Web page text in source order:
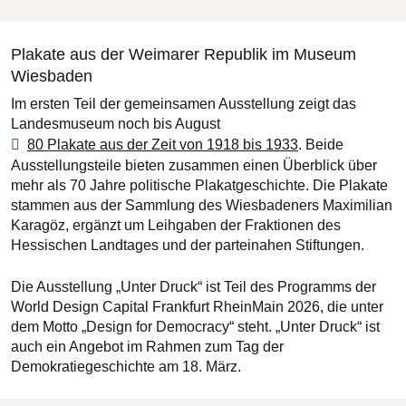
Plakate aus der Weimarer Republik im Museum
Wiesbaden
Im ersten Teil der gemeinsamen Ausstellung zeigt das
Landesmuseum noch bis August
80 Plakate aus der Zeit von 1918 bis 1933. Beide
Ausstellungsteile bieten zusammen einen Überblick über
mehr als 70 Jahre politische Plakatgeschichte. Die Plakate
stammen aus der Sammlung des Wiesbadeners Maximilian
Karagöz, ergänzt um Leihgaben der Fraktionen des
Hessischen Landtages und der parteinahen Stiftungen.
Die Ausstellung „Unter Druck“ ist Teil des Programms der
World Design Capital Frankfurt RheinMain 2026, die unter
dem Motto „Design for Democracy“ steht. „Unter Druck“ ist
auch ein Angebot im Rahmen zum Tag der
Demokratiegeschichte am 18. März.